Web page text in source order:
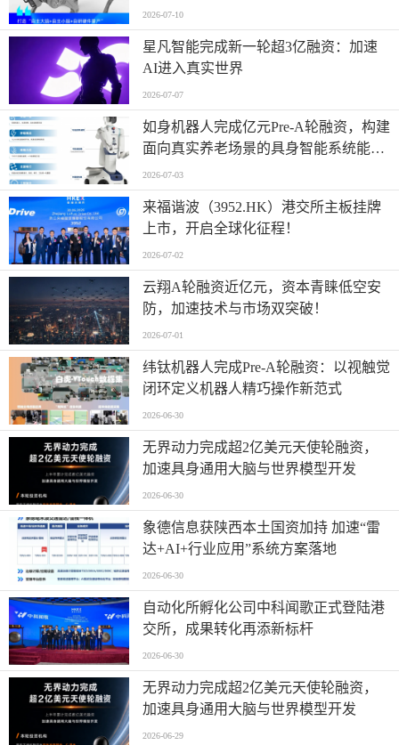
盛」完成数亿元B轮融资
2026-07-10
星凡智能完成新一轮超3亿融资：加速
AI进入真实世界
2026-07-07
如身机器人完成亿元Pre-A轮融资，构建
面向真实养老场景的具身智能系统能力
平台
2026-07-03
来福谐波（3952.HK）港交所主板挂牌
上市，开启全球化征程！
2026-07-02
云翔A轮融资近亿元，资本青睐低空安
防，加速技术与市场双突破！
2026-07-01
纬钛机器人完成Pre-A轮融资：以视触觉
闭环定义机器人精巧操作新范式
2026-06-30
无界动力完成超2亿美元天使轮融资，
加速具身通用大脑与世界模型开发
2026-06-30
象德信息获陕西本土国资加持 加速“雷
达+AI+行业应用”系统方案落地
2026-06-30
自动化所孵化公司中科闻歌正式登陆港
交所，成果转化再添新标杆
2026-06-30
无界动力完成超2亿美元天使轮融资，
加速具身通用大脑与世界模型开发
2026-06-29